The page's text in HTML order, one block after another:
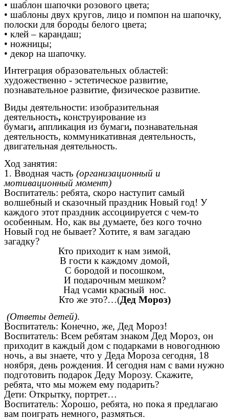
• шаблон шапочки розового цвета;
• шаблоны двух кругов, лицо и помпон на шапочку,
полоски для бороды белого цвета;
• клей – карандаш;
• ножницы;
• декор на шапочку.
Интеграция образовательных областей:
художественно - эстетическое развитие,
познавательное развитие, физическое развитие.
Виды деятельности: изобразительная
деятельность, конструирование из
бумаги, аппликация из бумаги, познавательная
деятельность, коммуникативная деятельность,
двигательная деятельность.
Ход занятия:
1. Вводная часть (организационный и
мотивационный момент)
Воспитатель: ребята, скоро наступит самый
волшебный и сказочный праздник Новый год! У
каждого этот праздник ассоциируется с чем-то
особенным. Но, как вы думаете, без кого точно
Новый год не бывает? Хотите, я вам загадаю
загадку?
Кто приходит к нам зимой,
В гости к каждому домой,
С бородой и посошком,
И подарочным мешком?
Над усами красный нос.
Кто же это?…(Дед Мороз)
(Ответы детей).
Воспитатель: Конечно, же, Дед Мороз!
Воспитатель: Всем ребятам знаком Дед Мороз, он
приходит в каждый дом с подарками в новогоднюю
ночь, а вы знаете, что у Деда Мороза сегодня, 18
ноября, день рождения. И сегодня нам с вами нужно
подготовить подарок Деду Морозу. Скажите,
ребята, что мы можем ему подарить?
Дети: Открытку, портрет…
Воспитатель: Хорошо, ребята, но пока я предлагаю
вам поиграть немного, размяться.